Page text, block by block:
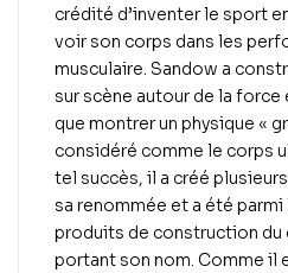
crédité d’inventer le sport
voir son corps dans les
musculaire. Sandow a
sur scène autour de la force
que montrer un physique «
considéré comme le corps
tel succès, il a créé
sa renommée et a été
produits de construction du
portant son nom. Comme il